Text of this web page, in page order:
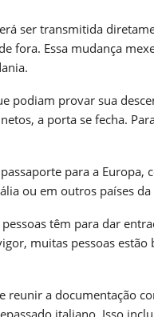
ser transmitida
fora. Essa mudança
podiam provar sua
a porta se fecha.
para a
ou em outros países
têm para dar
muitas pessoas
reunir a documentação